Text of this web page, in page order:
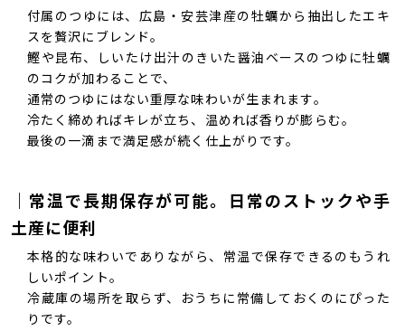
付属のつゆには、広島・安芸津産の牡蠣から抽出したエキ
スを贅沢にブレンド。
鰹や昆布、しいたけ出汁のきいた醤油ベースのつゆに牡蠣
のコクが加わることで、
通常のつゆにはない重厚な味わいが生まれます。
冷たく締めればキレが立ち、温めれば香りが膨らむ。
最後の一滴まで満足感が続く仕上がりです。
｜常温で長期保存が可能。日常のストックや手
土産に便利
本格的な味わいでありながら、常温で保存できるのもうれ
しいポイント。
冷蔵庫の場所を取らず、おうちに常備しておくのにぴった
りです。